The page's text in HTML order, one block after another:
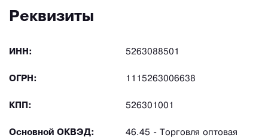
Реквизиты
ИНН: 5263088501
ОГРН: 1115263006638
КПП: 526301001
Основной ОКВЭД:
46.45 - Торговля оптовая